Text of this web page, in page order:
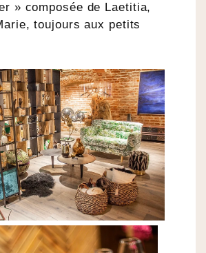
» composée de Laetitia,
toujours aux petits